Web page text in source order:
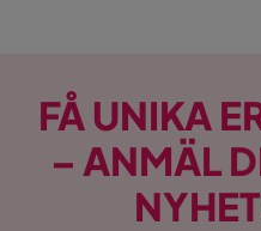
FÅ UNIKA
– ANMÄL